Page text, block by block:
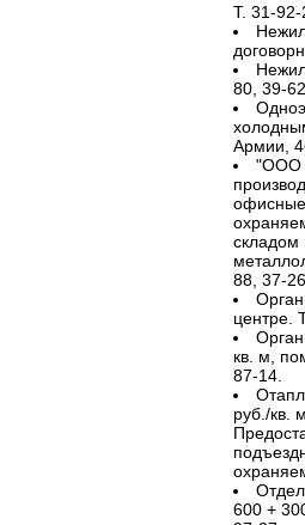
Т. 31-92-
80, 39-
Армии,
"ООО
складом
88, 37-
центре.
кв. м,
87-14.
руб./кв.
600 +